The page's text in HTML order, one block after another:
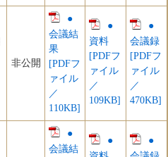
非公開
●
会議結
果
[PDFフ
ァイル
／
110KB]
●
資料
[PDFフ
ァイル
／
109KB]
●
会議録
[PDFフ
ァイル
／
470KB]
●
会議結
●
●